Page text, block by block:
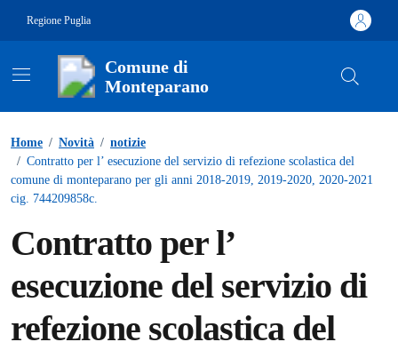
Regione Puglia
Comune di
Monteparano
Home / Novità / notizie
/ Contratto per l’ esecuzione del servizio di refezione scolastica del
comune di monteparano per gli anni 2018-2019, 2019-2020, 2020-2021
cig. 744209858c.
Contratto per l’
esecuzione del servizio di
refezione scolastica del